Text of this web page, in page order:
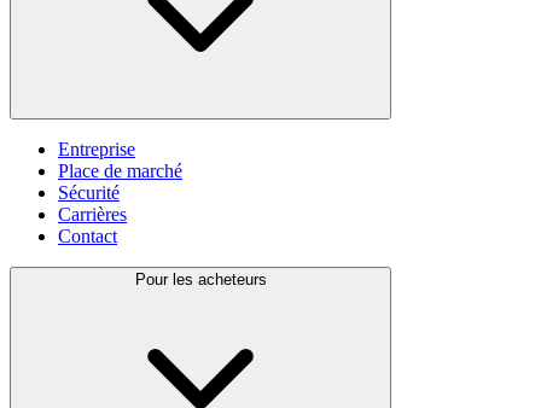
Entreprise
Place de marché
Sécurité
Carrières
Contact
Pour les acheteurs